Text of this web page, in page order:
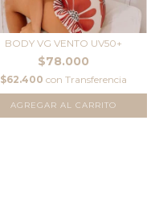
BODY VG VENTO UV50+
$78.000
$62.400 con Transferencia
AGREGAR AL CARRITO